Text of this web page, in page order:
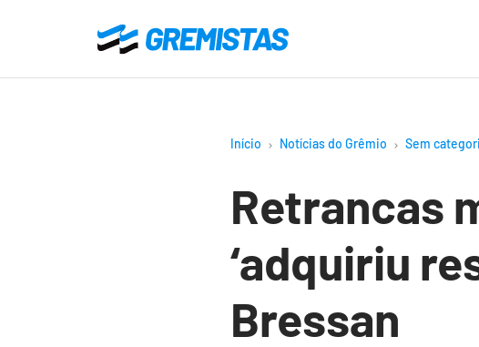
o
Gremistas
Início Notícias do Grêmio Sem
Retrancas
‘adquiriu
Bressan